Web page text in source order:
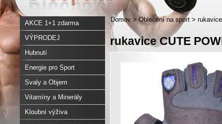
Domov > Oblečení na sport >
AKCE 1+1 zdarma
VÝPRODEJ
Hubnutí
Energie pro Sport
Svaly a Objem
Vitamíny a Minerály
Kloubní výživa
rukavice CUTE